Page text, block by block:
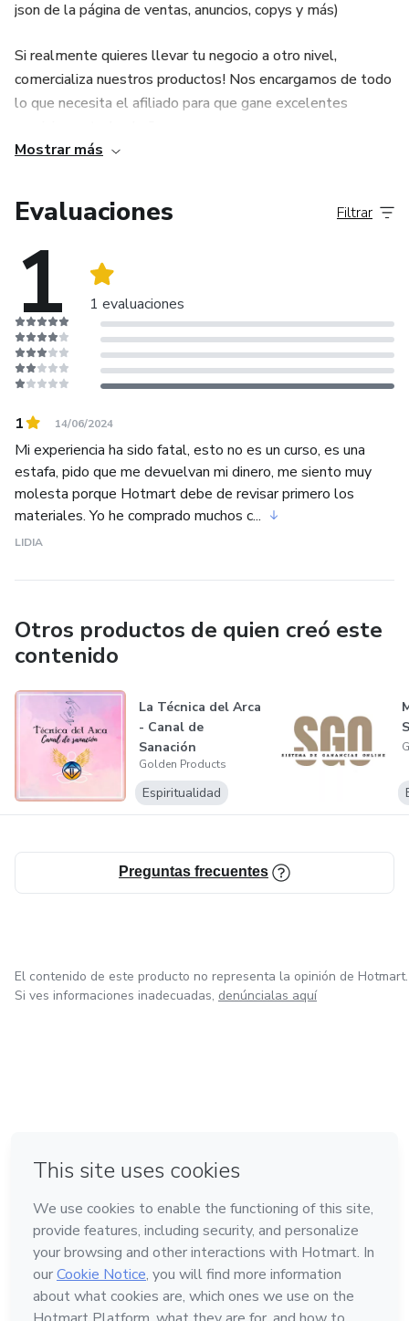
json de la página de ventas, anuncios, copys y más)
Si realmente quieres llevar tu negocio a otro nivel,
comercializa nuestros productos! Nos encargamos de todo
lo que necesita el afiliado para que gane excelentes
Mostrar más
Evaluaciones
1 1 evaluaciones
Filtrar
1 14/06/2024
Mi experiencia ha sido fatal, esto no es un curso, es una
estafa, pido que me devuelvan mi dinero, me siento muy
molesta porque Hotmart debe de revisar primero los
materiales. Yo he comprado muchos c...
LIDIA
Otros productos de quien creó este
contenido
La Técnica del Arca
- Canal de
Sanación
Golden Products
Espiritualidad
Preguntas frecuentes
El contenido de este producto no representa la opinión de Hotmart.
Si ves informaciones inadecuadas, denúncialas aquí
Hecho con❤ en Bogotá
Conoce Hotmart